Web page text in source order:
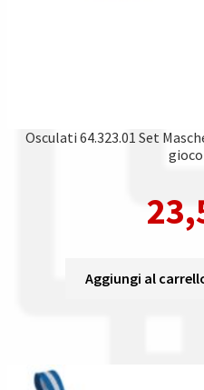
Osculati 64.323.01 Set
Aggiungi al